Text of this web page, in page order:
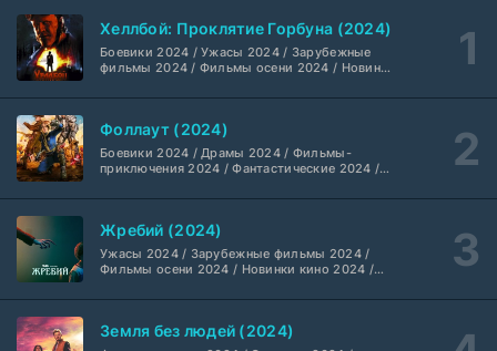
Шугар (2026)
Укрытие (2026)
1-3 сезон
5 серия
HDrezka Studio
Мыс страха (2026)
1 сезон
Dragon Money Studio
Библиотекари: Следующая глава (2026)
1-2 сезон
2 серия
Хеллбой: Проклятие Горбуна (2024)
Боевики 2024 / Ужасы 2024 / Зарубежные
фильмы 2024 / Фильмы осени 2024 / Новинки
2024 / Американские фильмы / Фильмы
высоким рейтингом / Интересные фильмы /
Крутые фильмы / Популярные фильмы
Фоллаут (2024)
Боевики 2024 / Драмы 2024 / Фильмы-
приключения 2024 / Фантастические 2024 /
смотреть / Сериалы в 4K UHD / Американские
Жребий (2024)
Ужасы 2024 / Зарубежные фильмы 2024 /
Фильмы осени 2024 / Новинки кино 2024 /
Американские фильмы / Фильмы смотреть /
фильмы / Крутые фильмы / Популярные
фильмы
Земля без людей (2024)